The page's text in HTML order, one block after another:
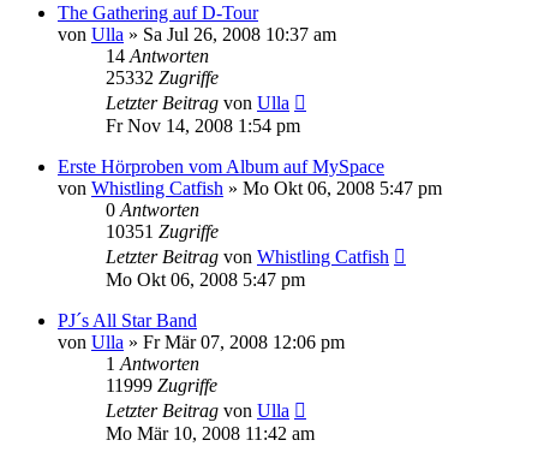
The Gathering auf D-Tour
von Ulla » Sa Jul 26, 2008 10:37 am
14 Antworten
25332 Zugriffe
Letzter Beitrag von Ulla
Fr Nov 14, 2008 1:54 pm
Erste Hörproben vom Album auf MySpace
von Whistling Catfish » Mo Okt 06, 2008 5:47 pm
0 Antworten
10351 Zugriffe
Letzter Beitrag von Whistling Catfish
Mo Okt 06, 2008 5:47 pm
PJ´s All Star Band
von Ulla » Fr Mär 07, 2008 12:06 pm
1 Antworten
11999 Zugriffe
Letzter Beitrag von Ulla
Mo Mär 10, 2008 11:42 am